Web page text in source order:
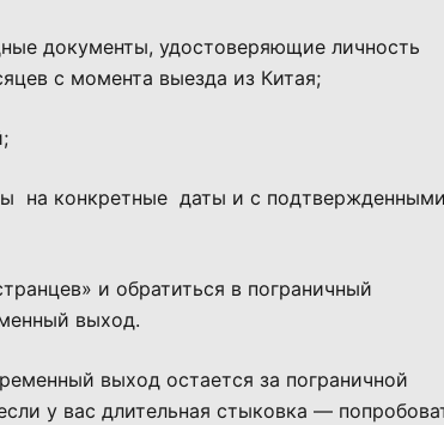
документы, удостоверяющие личность
с момента выезда из Китая;
конкретные даты и с
и обратиться в пограничный
выход.
выход остается за пограничной
у вас длительная стыковка —